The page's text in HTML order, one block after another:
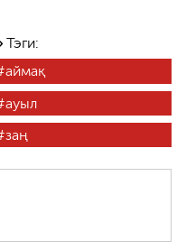
Тэги:
аймақ
ауыл
заң